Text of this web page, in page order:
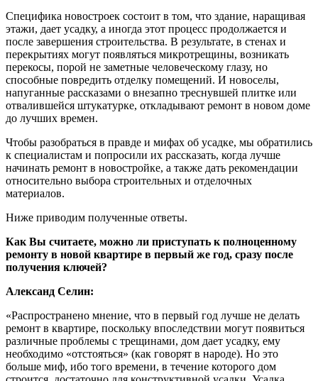
Специфика новостроек состоит в том, что здание, наращивая
этажи, дает усадку, а иногда этот процесс продолжается и
после завершения строительства. В результате, в стенах и
перекрытиях могут появляться микротрещины, возникать
перекосы, порой не заметные человеческому глазу, но
способные повредить отделку помещений. И новоселы,
напуганные рассказами о внезапно треснувшей плитке или
отвалившейся штукатурке, откладывают ремонт в новом доме
до лучших времен.
Чтобы разобраться в правде и мифах об усадке, мы обратились
к специалистам и попросили их рассказать, когда лучше
начинать ремонт в новостройке, а также дать рекомендации
относительно выбора строительных и отделочных
материалов.
Ниже приводим полученные ответы.
Как Вы считаете, можно ли приступать к полноценному
ремонту в новой квартире в первый же год, сразу после
получения ключей?
Александ Селин:
«Распространено мнение, что в первый год лучше не делать
ремонт в квартире, поскольку впоследствии могут появиться
различные проблемы с трещинами, дом дает усадку, ему
необходимо «отстояться» (как говорят в народе). Но это
больше миф, ибо того времени, в течение которого дом